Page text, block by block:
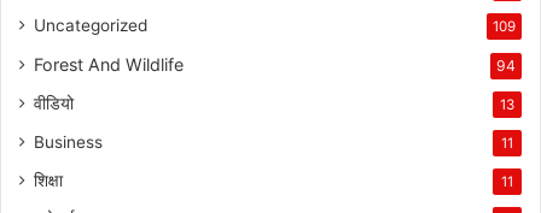
Uncategorized 109
Forest And Wildlife 94
वीडियो 13
Business 11
शिक्षा 11